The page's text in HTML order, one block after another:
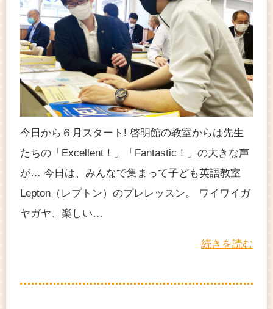
今日から６月スタート! 啓明館の教室からは先生
たちの「Excellent！」「Fantastic！」の大きな声
が… 今日は、みんなで集まって子ども英語教室
Lepton（レプトン）のプレレッスン。 ワイワイガ
ヤガヤ、楽しい…
続きを読む